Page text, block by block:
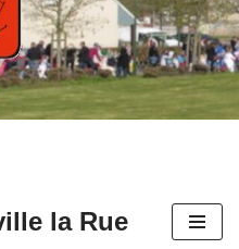
la Rue